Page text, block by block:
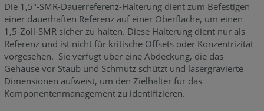
Die 1,5"-SMR-Dauerreferenz-Halterung dient zum Befestigen
einer dauerhaften Referenz auf einer Oberfläche, um einen
1,5-Zoll-SMR sicher zu halten. Diese Halterung dient nur als
Referenz und ist nicht für kritische Offsets oder Konzentrizität
vorgesehen. Sie verfügt über eine Abdeckung, die das
Gehäuse vor Staub und Schmutz schützt und lasergravierte
Dimensionen aufweist, um den Zielhalter für das
Komponentenmanagement zu identifizieren.